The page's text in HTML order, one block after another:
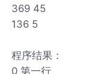
369 45
136 5
程序结果：
0 第一行